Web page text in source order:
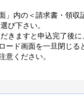
」内の＜請求書・領収
び下さい。
きますと申込完了後
ード画面を一旦閉じる
意ください。